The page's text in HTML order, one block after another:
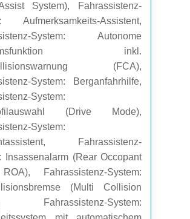
System), Fahrassistenz-
Aufmerksamkeits-Assistent,
System: Autonome
inkl.
(FCA),
System: Berganfahrhilfe,
System:
(Drive Mode),
System:
Fahrassistenz-
Insassenalarm (Rear Occopant
Fahrassistenz-System:
(Multi Collision
Fahrassistenz-System: